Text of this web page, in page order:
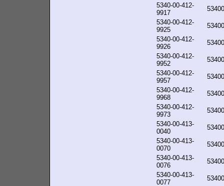
5340-00-412-
9917
5340-00-412-
9925
5340-00-412-
9926
5340-00-412-
9952
5340-00-412-
9957
5340-00-412-
9968
5340-00-412-
9973
5340-00-413-
0040
5340-00-413-
0070
5340-00-413-
0076
5340-00-413-
0077